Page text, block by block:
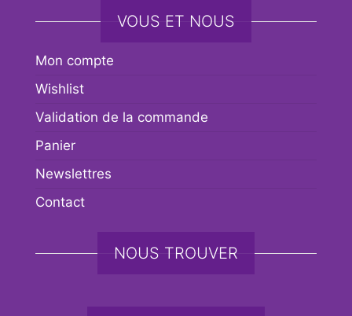
VOUS ET NOUS
Mon compte
Wishlist
Validation de la commande
Panier
Newslettres
Contact
NOUS TROUVER